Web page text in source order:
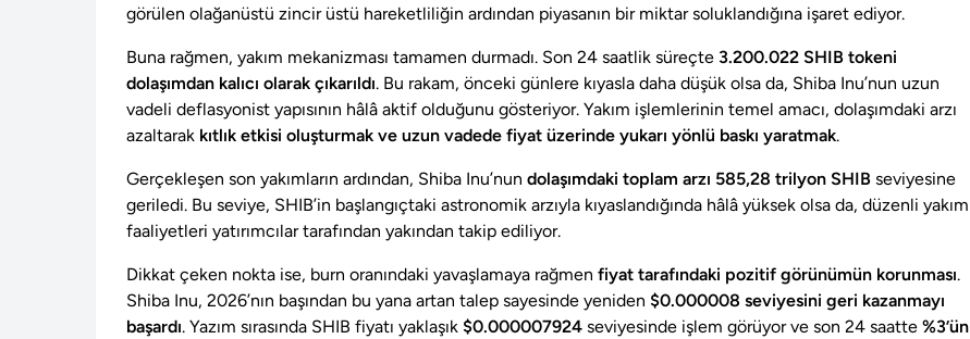
görülen olağanüstü zincir üstü hareketliliğin ardından piyasanın bir miktar soluklandığına işaret ediyor.
Buna rağmen, yakım mekanizması tamamen durmadı. Son 24 saatlik süreçte 3.200.022 SHIB tokeni
dolaşımdan kalıcı olarak çıkarıldı. Bu rakam, önceki günlere kıyasla daha düşük olsa da, Shiba Inu’nun uzun
vadeli deflasyonist yapısının hâlâ aktif olduğunu gösteriyor. Yakım işlemlerinin temel amacı, dolaşımdaki arzı
azaltarak kıtlık etkisi oluşturmak ve uzun vadede fiyat üzerinde yukarı yönlü baskı yaratmak.
Gerçekleşen son yakımların ardından, Shiba Inu’nun dolaşımdaki toplam arzı 585,28 trilyon SHIB seviyesine
geriledi. Bu seviye, SHIB’in başlangıçtaki astronomik arzıyla kıyaslandığında hâlâ yüksek olsa da, düzenli yakım
faaliyetleri yatırımcılar tarafından yakından takip ediliyor.
Dikkat çeken nokta ise, burn oranındaki yavaşlamaya rağmen fiyat tarafındaki pozitif görünümün korunması.
Shiba Inu, 2026’nın başından bu yana artan talep sayesinde yeniden $0.000008 seviyesini geri kazanmayı
başardı. Yazım sırasında SHIB fiyatı yaklaşık $0.000007924 seviyesinde işlem görüyor ve son 24 saatte %3’ün